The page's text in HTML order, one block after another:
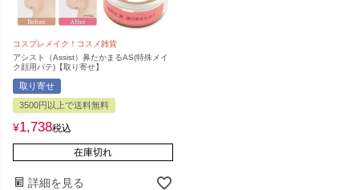
コスプレメイク！コスメ雑貨
アシスト（Assist）鼻たかまるAS(特殊メイ
ク顔用パテ)【取り寄せ】
取り寄せ
3500円以上で送料無料
¥1,738税込
在庫切れ
詳細を見る